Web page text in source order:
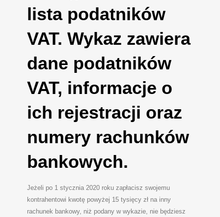
lista podatników
VAT. Wykaz zawiera
dane podatników
VAT, informacje o
ich rejestracji oraz
numery rachunków
bankowych.
Jeżeli po 1 stycznia 2020 roku zapłacisz swojemu
kontrahentowi kwotę powyżej 15 tysięcy zł na inny
rachunek bankowy, niż podany w wykazie, nie będziesz